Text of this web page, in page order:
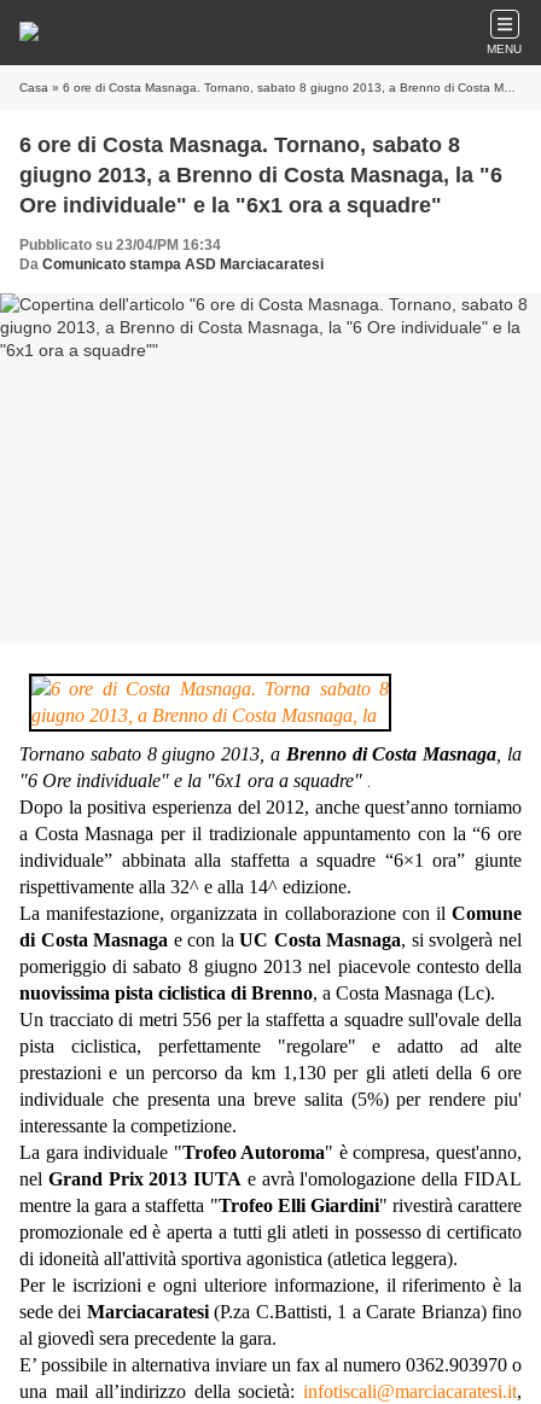
MENU
Casa » 6 ore di Costa Masnaga. Tornano, sabato 8 giugno 2013, a Brenno di Costa Masnaga, la "6 Ore individuale" e la "6x1 ora a squadre"
6 ore di Costa Masnaga. Tornano, sabato 8
giugno 2013, a Brenno di Costa Masnaga, la "6
Ore individuale" e la "6x1 ora a squadre"
Pubblicato su 23/04/PM 16:34
Da Comunicato stampa ASD Marciacaratesi
Tornano sabato 8 giugno 2013, a Brenno di Costa Masnaga , la
"6 Ore individuale" e la "6x1 ora a squadre" .
Dopo la positiva esperienza del 2012, anche quest’anno torniamo
a Costa Masnaga per il tradizionale appuntamento con la “6 ore
individuale” abbinata alla staffetta a squadre “6×1 ora” giunte
rispettivamente alla 32^ e alla 14^ edizione.
La manifestazione, organizzata in collaborazione con il Comune
di Costa Masnaga e con laUC Costa Masnaga, si svolgerà nel
pomeriggio di sabato 8 giugno 2013 nel piacevole contesto della
nuovissima pista ciclistica di Brenno, a Costa Masnaga (Lc).
Un tracciato di metri 556 per la staffetta a squadre sull'ovale della
pista ciclistica, perfettamente "regolare" e adatto ad alte
prestazioni e un percorso da km 1,130 per gli atleti della 6 ore
individuale che presenta una breve salita (5%) per rendere piu'
interessante la competizione.
La gara individuale "Trofeo Autoroma" è compresa, quest'anno,
nel Grand Prix 2013 IUTA e avrà l'omologazione della FIDAL
mentre la gara a staffetta "Trofeo Elli Giardini" rivestirà carattere
promozionale ed è aperta a tutti gli atleti in possesso di certificato
di idoneità all'attività sportiva agonistica (atletica leggera).
Per le iscrizioni e ogni ulteriore informazione, il riferimento è la
sede dei Marciacaratesi(P.za C.Battisti, 1 a Carate Brianza) fino
al giovedì sera precedente la gara.
E’ possibile in alternativa inviare un fax al numero 0362.903970 o
una mail all’indirizzo della società: infotiscali@marciacaratesi.it,